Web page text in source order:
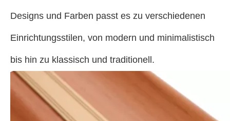
Designs und Farben passt es zu verschiedenen
Einrichtungsstilen, von modern und minimalistisch
bis hin zu klassisch und traditionell.